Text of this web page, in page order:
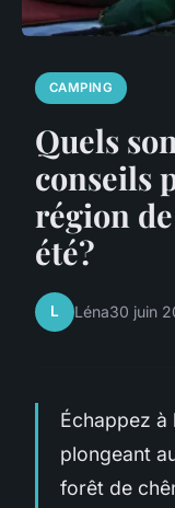
CAMPING
Quels
conseils
région
été?
L Léna30 juin
Échappez à
plongeant
forêt de